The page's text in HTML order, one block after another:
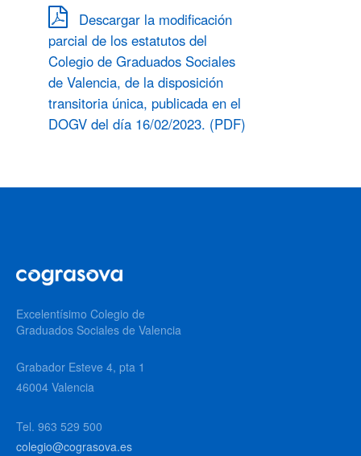
Descargar la modificación
parcial de los estatutos del
Colegio de Graduados Sociales
de Valencia, de la disposición
transitoria única, publicada en el
DOGV del día 16/02/2023. (PDF)
Excelentísimo Colegio de
Graduados Sociales de Valencia
Grabador Esteve 4, pta 1
46004 Valencia
Tel. 963 529 500
colegio@cograsova.es